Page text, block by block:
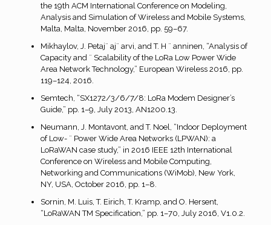
the 19th ACM International Conference on Modeling,
Analysis and Simulation of Wireless and Mobile Systems,
Malta, Malta, November 2016, pp. 59–67.
Mikhaylov, J. Petaj¨ aj¨ arvi, and T. H ¨ anninen, “Analysis of
Capacity and ¨ Scalability of the LoRa Low Power Wide
Area Network Technology,” European Wireless 2016, pp.
119–124, 2016.
Semtech, “SX1272/3/6/7/8: LoRa Modem Designer’s
Guide,” pp. 1–9, July 2013, AN1200.13.
Neumann, J. Montavont, and T. Noel, “Indoor Deployment
of Low- ¨ Power Wide Area Networks (LPWAN): a
LoRaWAN case study,” in 2016 IEEE 12th International
Conference on Wireless and Mobile Computing,
Networking and Communications (WiMob), New York,
NY, USA, October 2016, pp. 1–8.
Sornin, M. Luis, T. Eirich, T. Kramp, and O. Hersent,
“LoRaWAN TM Specification,” pp. 1–70, July 2016, V1.0.2.